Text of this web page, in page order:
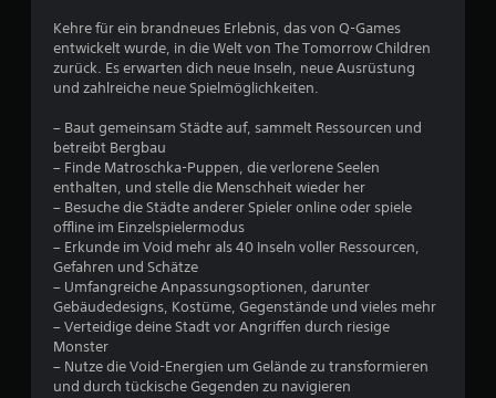
u
n
g
n
Kehre für ein brandneues Erlebnis, das von Q-Games
entwickelt wurde, in die Welt von The Tomorrow Children
zurück. Es erwarten dich neue Inseln, neue Ausrüstung
und zahlreiche neue Spielmöglichkeiten.
– Baut gemeinsam Städte auf, sammelt Ressourcen und
betreibt Bergbau
– Finde Matroschka-Puppen, die verlorene Seelen
enthalten, und stelle die Menschheit wieder her
– Besuche die Städte anderer Spieler online oder spiele
offline im Einzelspielermodus
– Erkunde im Void mehr als 40 Inseln voller Ressourcen,
Gefahren und Schätze
– Umfangreiche Anpassungsoptionen, darunter
Gebäudedesigns, Kostüme, Gegenstände und vieles mehr
– Verteidige deine Stadt vor Angriffen durch riesige
Monster
– Nutze die Void-Energien um Gelände zu transformieren
und durch tückische Gegenden zu navigieren